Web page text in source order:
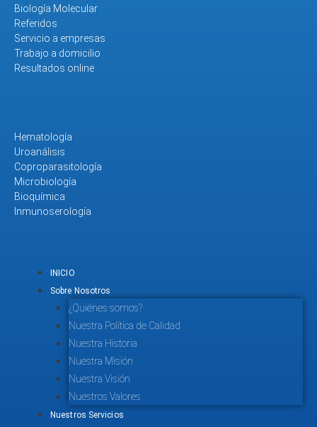
Biología Molecular
Referidos
Servicio a empresas
Trabajo a domicilio
Resultados online
Hematología
Uroanálisis
Coproparasitología
Microbiología
Bioquímica
Inmunoserología
INICIO
Sobre Nosotros
¿Quiénes somos?
Nuestra Política de Calidad
Nuestra Historia
Nuestra Misión
Nuestra Visión
Nuestros Valores
Nuestros Servicios